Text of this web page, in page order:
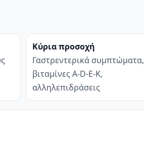
Κύρια προσοχή
Γαστρεντερικά συμπτώματα,
βιταμίνες A-D-E-K,
αλληλεπιδράσεις